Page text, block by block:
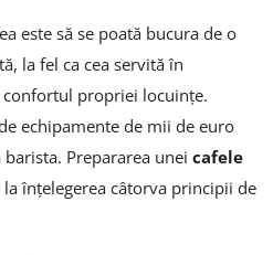
este să se poată bucura de o
la fel ca cea servită în
propriei locuințe.
echipamente de mii de euro
Prepararea unei cafele
la înțelegerea câtorva principii de